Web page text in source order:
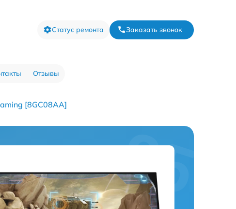
Статус ремонта Заказать звонок
Отзывы
[8GC08AA]